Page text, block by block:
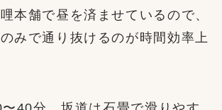
本舗で昼を済ませているので、
みで通り抜けるのが時間効率上